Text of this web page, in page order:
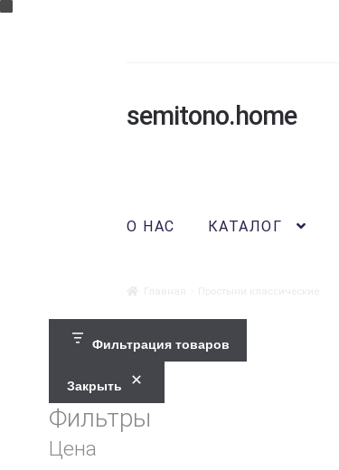
Перейти
Перейти
semitono.home
О НАС КАТАЛОГ
Фильтрация товаров
Закрыть
Фильтры
Цена